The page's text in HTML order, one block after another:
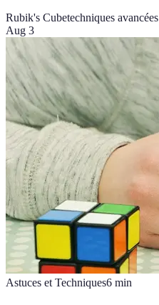
Rubik's Cubetechniques avancées
Aug 3
Astuces et Techniques6 min